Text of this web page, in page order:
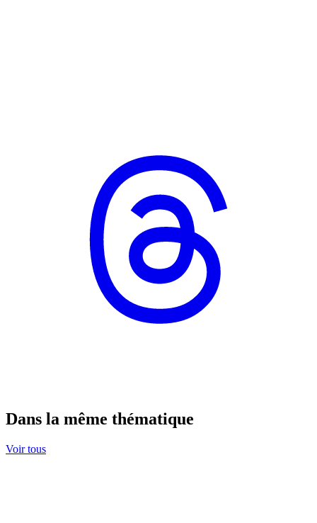
Dans la même thématique
Voir tous